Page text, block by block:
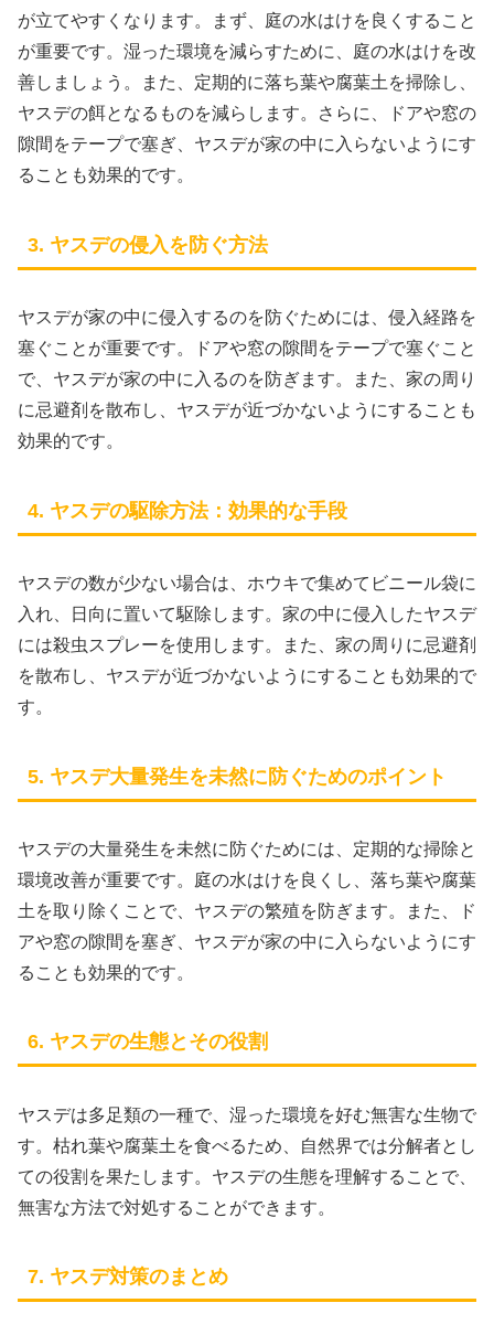
が立てやすくなります。まず、庭の水はけを良くすること
が重要です。湿った環境を減らすために、庭の水はけを改
善しましょう。また、定期的に落ち葉や腐葉土を掃除し、
ヤスデの餌となるものを減らします。さらに、ドアや窓の
隙間をテープで塞ぎ、ヤスデが家の中に入らないようにす
ることも効果的です。
3. ヤスデの侵入を防ぐ方法
ヤスデが家の中に侵入するのを防ぐためには、侵入経路を
塞ぐことが重要です。ドアや窓の隙間をテープで塞ぐこと
で、ヤスデが家の中に入るのを防ぎます。また、家の周り
に忌避剤を散布し、ヤスデが近づかないようにすることも
効果的です。
4. ヤスデの駆除方法：効果的な手段
ヤスデの数が少ない場合は、ホウキで集めてビニール袋に
入れ、日向に置いて駆除します。家の中に侵入したヤスデ
には殺虫スプレーを使用します。また、家の周りに忌避剤
を散布し、ヤスデが近づかないようにすることも効果的で
す。
5. ヤスデ大量発生を未然に防ぐためのポイント
ヤスデの大量発生を未然に防ぐためには、定期的な掃除と
環境改善が重要です。庭の水はけを良くし、落ち葉や腐葉
土を取り除くことで、ヤスデの繁殖を防ぎます。また、ド
アや窓の隙間を塞ぎ、ヤスデが家の中に入らないようにす
ることも効果的です。
6. ヤスデの生態とその役割
ヤスデは多足類の一種で、湿った環境を好む無害な生物で
す。枯れ葉や腐葉土を食べるため、自然界では分解者とし
ての役割を果たします。ヤスデの生態を理解することで、
無害な方法で対処することができます。
7. ヤスデ対策のまとめ